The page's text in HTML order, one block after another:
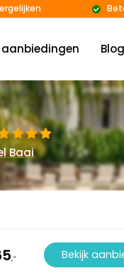
aanbiedingen Blog
Baai
,- Bekijk